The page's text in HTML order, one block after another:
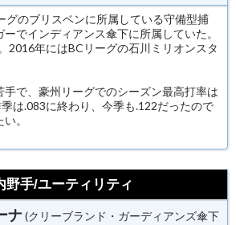
のブリスベンに所属している守備型捕
でインディアンス傘下に所属していた。
2016年にはBCリーグの石川ミリオンスタ
で、豪州リーグでのシーズン最高打率は
は.083に終わり、今季も.122だったので
。
手/ユーティリティ
ナ(クリーブランド・ガーディアンズ傘下